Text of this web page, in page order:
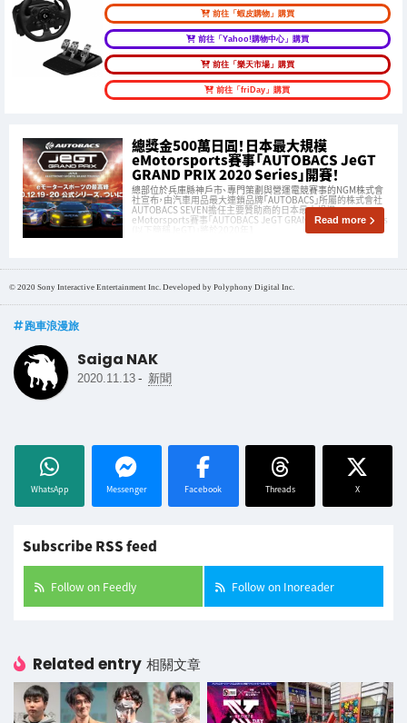
前往「蝦皮購物」購買
前往「Yahoo!購物中心」購買
前往「樂天市場」購買
前往「friDay」購買
總獎金500萬日圓！日本最大規模
eMotorsports賽事「AUTOBACS JeGT
GRAND PRIX 2020 Series」開賽！
總部位於兵庫縣神戶市、專門策劃與營運電競賽事的NGM株式會
社宣布，由汽車用品最大連鎖品牌「AUTOBACS」所屬的株式會社
AUTOBACS SEVEN擔任主要贊助商的日本最大規模
eMotorsports賽事「AUTOBACS JeGT GRAND PRIX 2020 Series
(以下簡稱JeGT)」將於2020年1
Read more
© 2020 Sony Interactive Entertainment Inc. Developed by Polyphony Digital Inc.
跑車浪漫旅
Saiga NAK
2020.11.13 - 新聞
WhatsApp Messenger Facebook Threads X
Subscribe RSS feed
Follow on Feedly Follow on Inoreader
Related entry 相關文章